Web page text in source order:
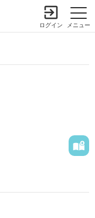
メニュー
ログイン